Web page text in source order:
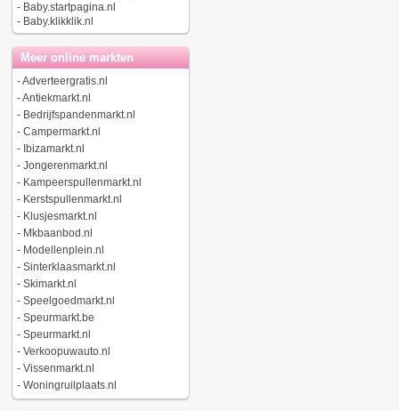
- Baby.startpagina.nl
- Baby.klikklik.nl
Meer online markten
-Adverteergratis.nl
-Antiekmarkt.nl
- Bedrijfspandenmarkt.nl
- Campermarkt.nl
- Ibizamarkt.nl
- Jongerenmarkt.nl
- Kampeerspullenmarkt.nl
- Kerstspullenmarkt.nl
- Klusjesmarkt.nl
- Mkbaanbod.nl
- Modellenplein.nl
- Sinterklaasmarkt.nl
- Skimarkt.nl
- Speelgoedmarkt.nl
- Speurmarkt.be
- Speurmarkt.nl
- Verkoopuwauto.nl
- Vissenmarkt.nl
- Woningruilplaats.nl